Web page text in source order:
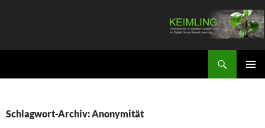
Schlagwort-Archiv: Anonymität